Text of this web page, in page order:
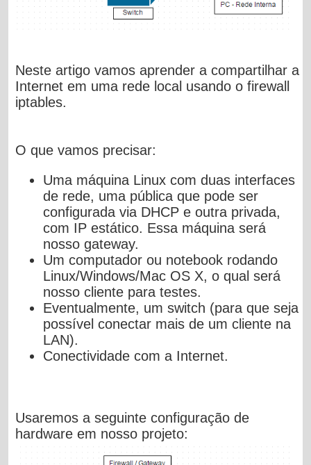
Neste artigo vamos aprender a compartilhar a
Internet em uma rede local usando o firewall
iptables.
O que vamos precisar:
Uma máquina Linux com duas interfaces
de rede, uma pública que pode ser
configurada via DHCP e outra privada,
com IP estático. Essa máquina será
nosso gateway.
Um computador ou notebook rodando
Linux/Windows/Mac OS X, o qual será
nosso cliente para testes.
Eventualmente, um switch (para que seja
possível conectar mais de um cliente na
LAN).
Conectividade com a Internet.
Usaremos a seguinte configuração de
hardware em nosso projeto: